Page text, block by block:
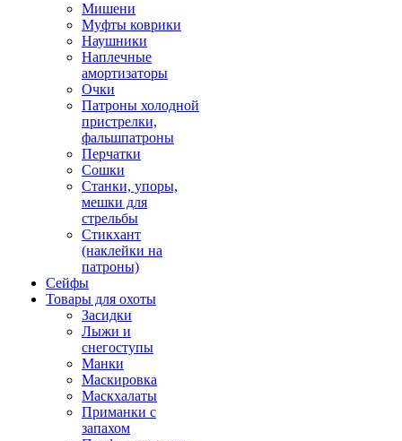
Мишени
Муфты коврики
Наушники
Наплечные
амортизаторы
Очки
Патроны холодной
пристрелки,
фальшпатроны
Перчатки
Сошки
Станки, упоры,
мешки для
стрельбы
Стикхант
(наклейки на
патроны)
Сейфы
Товары для охоты
Засидки
Лыжи и
снегоступы
Манки
Маскировка
Маскхалаты
Приманки с
запахом